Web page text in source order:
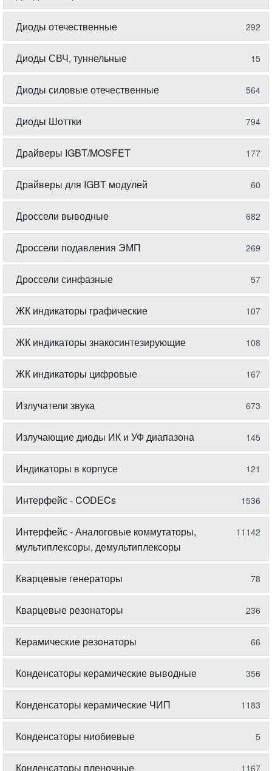
Диоды отечественные 292
Диоды СВЧ, туннельные 15
Диоды силовые отечественные 564
Диоды Шоттки 794
Драйверы IGBT/MOSFET 177
Драйверы для IGBT модулей 60
Дроссели выводные 682
Дроссели подавления ЭМП 269
Дроссели синфазные 57
ЖК индикаторы графические 107
ЖК индикаторы знакосинтезирующие 108
ЖК индикаторы цифровые 167
Излучатели звука 673
Излучающие диоды ИК и УФ диапазона 145
Индикаторы в корпусе 121
Интерфейс - CODECs 1536
Интерфейс - Аналоговые коммутаторы,
мультиплексоры, демультиплексоры
11142
Кварцевые генераторы 78
Кварцевые резонаторы 236
Керамические резонаторы 66
Конденсаторы керамические выводные 356
Конденсаторы керамические ЧИП 1183
Конденсаторы ниобиевые 5
Конденсаторы пленочные 1167